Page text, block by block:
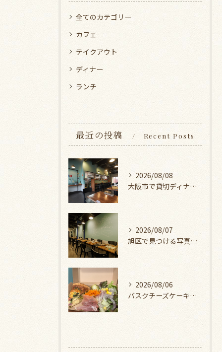
全てのカテゴリー
カフェ
テイクアウト
ディナー
ランチ
最近の投稿 Recent Posts
2026/08/08
大阪市で貸切ディナービュッフェ探し
2026/08/07
旭区で見つける写真映えする肉女子会ディナー
2026/08/06
バスクチーズケーキ旭区の人気店紹介